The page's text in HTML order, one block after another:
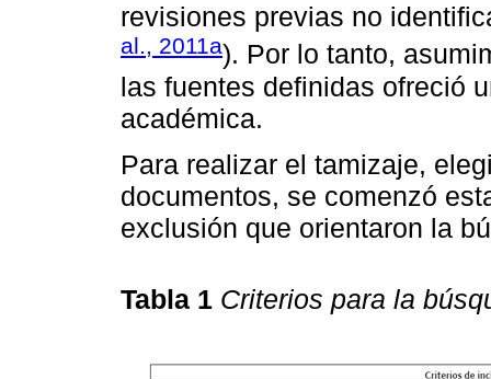
revisiones previas no
al., 2011a). Por lo tanto,
las fuentes definidas ofreció
académica.
Para realizar el tamizaje,
documentos, se comenzó
exclusión que orientaron la
Tabla 1 Criterios para la